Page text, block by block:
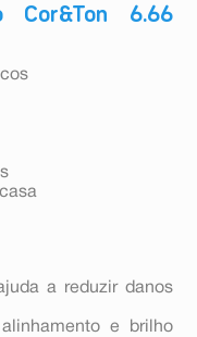
Cor&Ton 6.66
a reduzir danos
e brilho